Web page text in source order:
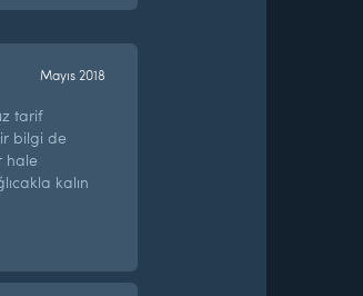
Mayıs 2018
tarif
bilgi de
hale
kalın